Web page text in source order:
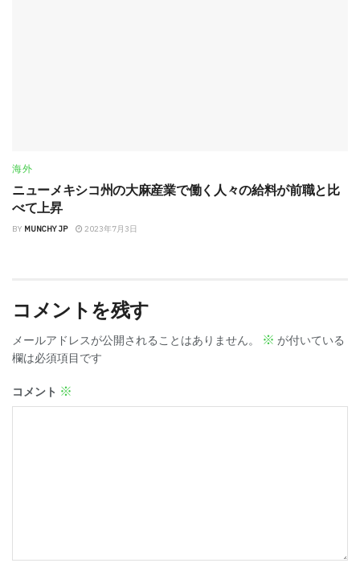
海外
ニューメキシコ州の大麻産業で働く人々の給料が前職と比
べて上昇
BY MUNCHY JP 2023年7月3日
コメントを残す
メールアドレスが公開されることはありません。 ※ が付いている
欄は必須項目です
コメント ※